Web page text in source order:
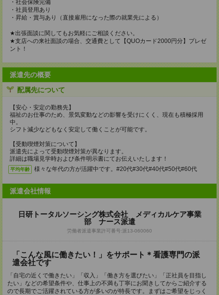
・社会保険完備
・社員登用あり
・昇給・賞与あり（直接雇用になった際の就業先による）
★出張面談に関してもお気軽にご相談ください。
★支店への来社面談の場合、交通費として【QUOカード2000円分】プレゼ
ント！
派遣先の概要
配属先について
【安心・安定の勤務先】
福祉のお仕事のため、景気変動などの影響を受けにくく、現在も積極採用
中。
シフト減少などもなく安定して働くことが可能です。
【受動喫煙対策について】
派遣先によって受動喫煙対策が異なります。
詳細は職場見学時および条件明示書にてお伝えいたします！
平均年齢 様々な年代の方が活躍中です。#20代#30代#40代#50代#60代
派遣会社情報
日研トータルソーシング株式会社 メディカルケア事業
部 ナース派遣
労働者派遣事業許可番号:派13-060060
「こんな風に働きたい！」をサポート＊看護専門の派
遣会社です
「自宅の近くで働きたい」「収入」「働き方を選びたい」「正社員を目指し
たい」などの希望条件や、仕事上の不満も丁寧にお聞きしてからご紹介する
ので長期でご活躍されている方が多いのが特長です。まずはご希望をじっく